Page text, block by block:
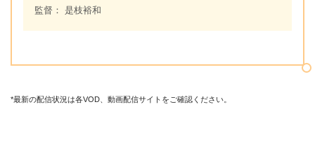
監督： 是枝裕和
*最新の配信状況は各VOD、動画配信サイトをご確認ください。